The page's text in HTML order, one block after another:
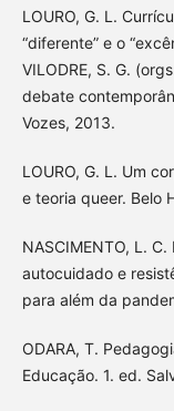
LOURO, G. L.
“diferente” e o
VILODRE, S. G.
debate
Vozes, 2013.
LOURO, G. L. Um
e teoria queer. Belo
NASCIMENTO, L.
autocuidado e
para além da
ODARA, T.
Educação. 1. ed.